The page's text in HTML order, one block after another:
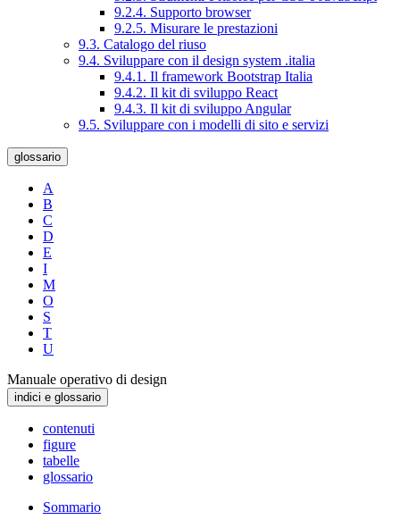
9.2.4. Supporto browser
9.2.5. Misurare le prestazioni
9.3. Catalogo del riuso
9.4. Sviluppare con il design system .italia
9.4.1. Il framework Bootstrap Italia
9.4.2. Il kit di sviluppo React
9.4.3. Il kit di sviluppo Angular
9.5. Sviluppare con i modelli di sito e servizi
glossario
A
B
C
D
E
I
M
O
S
T
U
Manuale operativo di design
indici e glossario
contenuti
figure
tabelle
glossario
Sommario